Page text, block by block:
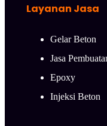
Layanan Jasa
Gelar Beton
Jasa
Epoxy
Injeksi Beton